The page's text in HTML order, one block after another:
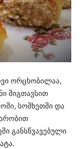
ორცხობილაა,
შიგთავსით
სომხეთში და
განსწვავებული